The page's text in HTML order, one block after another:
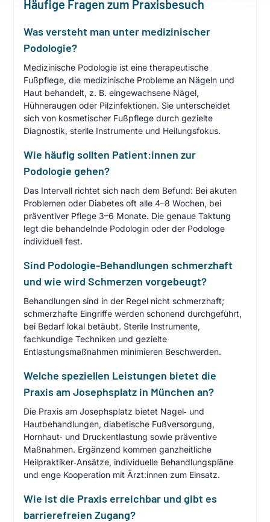
Häufige Fragen zum Praxisbesuch
Was versteht man unter medizinischer
Podologie?
Medizinische Podologie ist eine therapeutische
Fußpflege, die medizinische Probleme an Nägeln und
Haut behandelt, z. B. eingewachsene Nägel,
Hühneraugen oder Pilzinfektionen. Sie unterscheidet
sich von kosmetischer Fußpflege durch gezielte
Diagnostik, sterile Instrumente und Heilungsfokus.
Wie häufig sollten Patient:innen zur
Podologie gehen?
Das Intervall richtet sich nach dem Befund: Bei akuten
Problemen oder Diabetes oft alle 4–8 Wochen, bei
präventiver Pflege 3–6 Monate. Die genaue Taktung
legt die behandelnde Podologin oder der Podologe
individuell fest.
Sind Podologie-Behandlungen schmerzhaft
und wie wird Schmerzen vorgebeugt?
Behandlungen sind in der Regel nicht schmerzhaft;
schmerzhafte Eingriffe werden schonend durchgeführt,
bei Bedarf lokal betäubt. Sterile Instrumente,
fachkundige Techniken und gezielte
Entlastungsmaßnahmen minimieren Beschwerden.
Welche speziellen Leistungen bietet die
Praxis am Josephsplatz in München an?
Die Praxis am Josephsplatz bietet Nagel‑ und
Hautbehandlungen, diabetische Fußversorgung,
Hornhaut‑ und Druckentlastung sowie präventive
Maßnahmen. Ergänzend kommen ganzheitliche
Heilpraktiker‑Ansätze, individuelle Behandlungspläne
und enge Kooperation mit Ärzt:innen zum Einsatz.
Wie ist die Praxis erreichbar und gibt es
barrierefreien Zugang?